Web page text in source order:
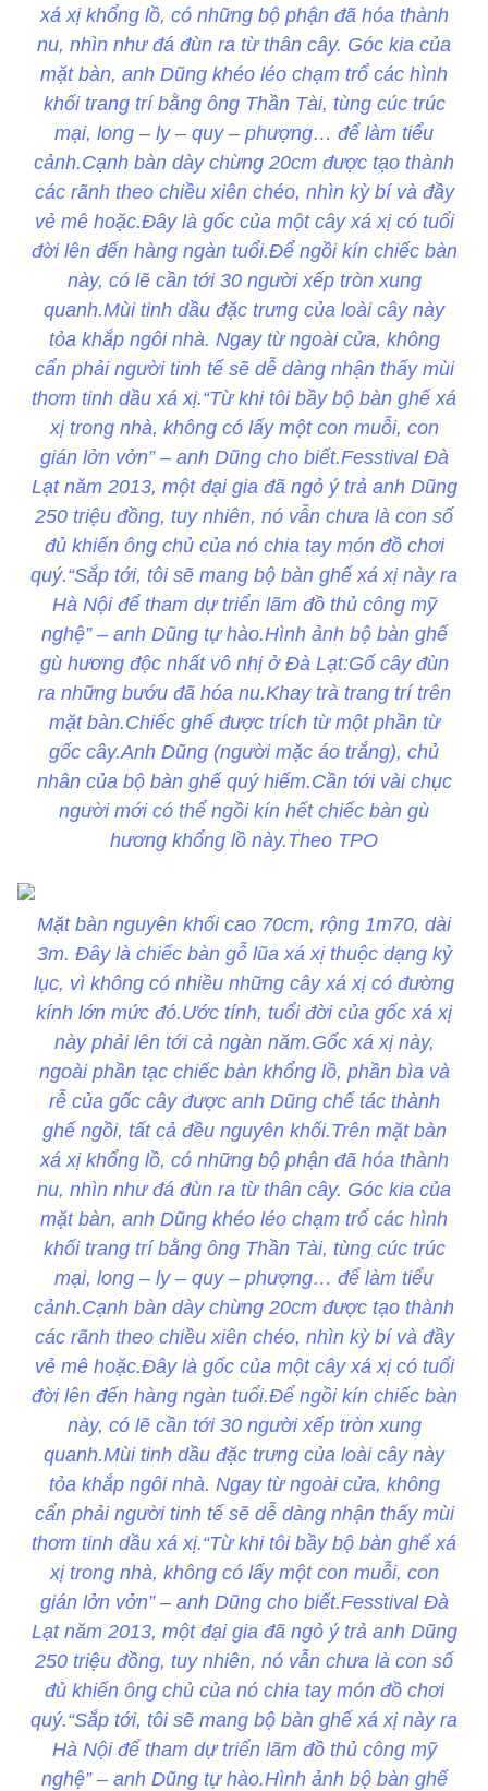
xá xị khổng lồ, có những bộ phận đã hóa thành
nu, nhìn như đá đùn ra từ thân cây. Góc kia của
mặt bàn, anh Dũng khéo léo chạm trổ các hình
khối trang trí bằng ông Thần Tài, tùng cúc trúc
mại, long – ly – quy – phượng… để làm tiểu
cảnh.Cạnh bàn dày chừng 20cm được tạo thành
các rãnh theo chiều xiên chéo, nhìn kỳ bí và đầy
vẻ mê hoặc.Đây là gốc của một cây xá xị có tuổi
đời lên đến hàng ngàn tuổi.Để ngồi kín chiếc bàn
này, có lẽ cần tới 30 người xếp tròn xung
quanh.Mùi tinh dầu đặc trưng của loài cây này
tỏa khắp ngôi nhà. Ngay từ ngoài cửa, không
cẩn phải người tinh tế sẽ dễ dàng nhận thấy mùi
thơm tinh dầu xá xị.“Từ khi tôi bầy bộ bàn ghế xá
xị trong nhà, không có lấy một con muỗi, con
gián lởn vởn” – anh Dũng cho biết.Fesstival Đà
Lạt năm 2013, một đại gia đã ngỏ ý trả anh Dũng
250 triệu đồng, tuy nhiên, nó vẫn chưa là con số
đủ khiến ông chủ của nó chia tay món đồ chơi
quý.“Sắp tới, tôi sẽ mang bộ bàn ghế xá xị này ra
Hà Nội để tham dự triển lãm đồ thủ công mỹ
nghệ” – anh Dũng tự hào.Hình ảnh bộ bàn ghế
gù hương độc nhất vô nhị ở Đà Lạt:Gố cây đùn
ra những bướu đã hóa nu.Khay trà trang trí trên
mặt bàn.Chiếc ghế được trích từ một phần từ
gốc cây.Anh Dũng (người mặc áo trắng), chủ
nhân của bộ bàn ghế quý hiếm.Cần tới vài chục
người mới có thể ngồi kín hết chiếc bàn gù
hương khổng lồ này.Theo TPO
Mặt bàn nguyên khối cao 70cm, rộng 1m70, dài
3m. Đây là chiếc bàn gỗ lũa xá xị thuộc dạng kỷ
lục, vì không có nhiều những cây xá xị có đường
kính lớn mức đó.Ước tính, tuổi đời của gốc xá xị
này phải lên tới cả ngàn năm.Gốc xá xị này,
ngoài phần tạc chiếc bàn khổng lồ, phần bìa và
rễ của gốc cây được anh Dũng chế tác thành
ghế ngồi, tất cả đều nguyên khối.Trên mặt bàn
xá xị khổng lồ, có những bộ phận đã hóa thành
nu, nhìn như đá đùn ra từ thân cây. Góc kia của
mặt bàn, anh Dũng khéo léo chạm trổ các hình
khối trang trí bằng ông Thần Tài, tùng cúc trúc
mại, long – ly – quy – phượng… để làm tiểu
cảnh.Cạnh bàn dày chừng 20cm được tạo thành
các rãnh theo chiều xiên chéo, nhìn kỳ bí và đầy
vẻ mê hoặc.Đây là gốc của một cây xá xị có tuổi
đời lên đến hàng ngàn tuổi.Để ngồi kín chiếc bàn
này, có lẽ cần tới 30 người xếp tròn xung
quanh.Mùi tinh dầu đặc trưng của loài cây này
tỏa khắp ngôi nhà. Ngay từ ngoài cửa, không
cẩn phải người tinh tế sẽ dễ dàng nhận thấy mùi
thơm tinh dầu xá xị.“Từ khi tôi bầy bộ bàn ghế xá
xị trong nhà, không có lấy một con muỗi, con
gián lởn vởn” – anh Dũng cho biết.Fesstival Đà
Lạt năm 2013, một đại gia đã ngỏ ý trả anh Dũng
250 triệu đồng, tuy nhiên, nó vẫn chưa là con số
đủ khiến ông chủ của nó chia tay món đồ chơi
quý.“Sắp tới, tôi sẽ mang bộ bàn ghế xá xị này ra
Hà Nội để tham dự triển lãm đồ thủ công mỹ
nghệ” – anh Dũng tự hào.Hình ảnh bộ bàn ghế